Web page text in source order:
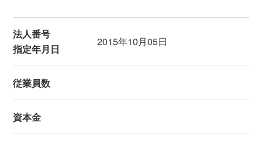
法人番号
指定年月日
2015年10月05日
従業員数
資本金